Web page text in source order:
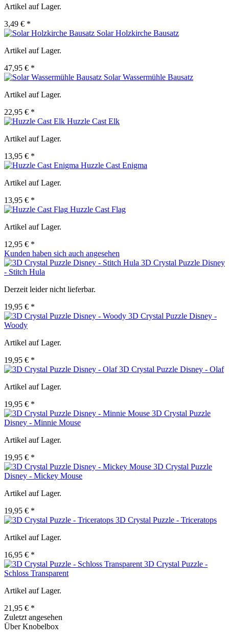
Artikel auf Lager.
3,49 € *
Solar Holzkirche Bausatz
Artikel auf Lager.
47,95 € *
Solar Wassermühle Bausatz
Artikel auf Lager.
22,95 € *
Huzzle Cast Elk
Artikel auf Lager.
13,95 € *
Huzzle Cast Enigma
Artikel auf Lager.
13,95 € *
Huzzle Cast Flag
Artikel auf Lager.
12,95 € *
Kunden haben sich auch angesehen
3D Crystal Puzzle Disney
- Stitch Hula
Derzeit leider nicht lieferbar.
19,95 € *
3D Crystal Puzzle Disney -
Woody
Artikel auf Lager.
19,95 € *
3D Crystal Puzzle Disney - Olaf
Artikel auf Lager.
19,95 € *
3D Crystal Puzzle
Disney - Minnie Mouse
Artikel auf Lager.
19,95 € *
3D Crystal Puzzle
Disney - Mickey Mouse
Artikel auf Lager.
19,95 € *
3D Crystal Puzzle - Triceratops
Artikel auf Lager.
16,95 € *
3D Crystal Puzzle -
Schloss Transparent
Artikel auf Lager.
21,95 € *
Zuletzt angesehen
Über Knobelbox